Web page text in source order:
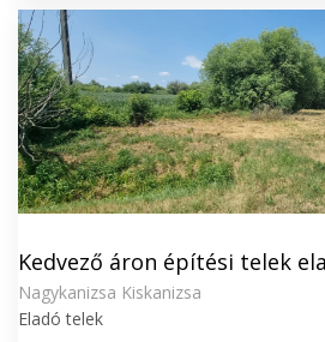
Kedvező áron építési telek
Nagykanizsa Kiskanizsa
Eladó telek